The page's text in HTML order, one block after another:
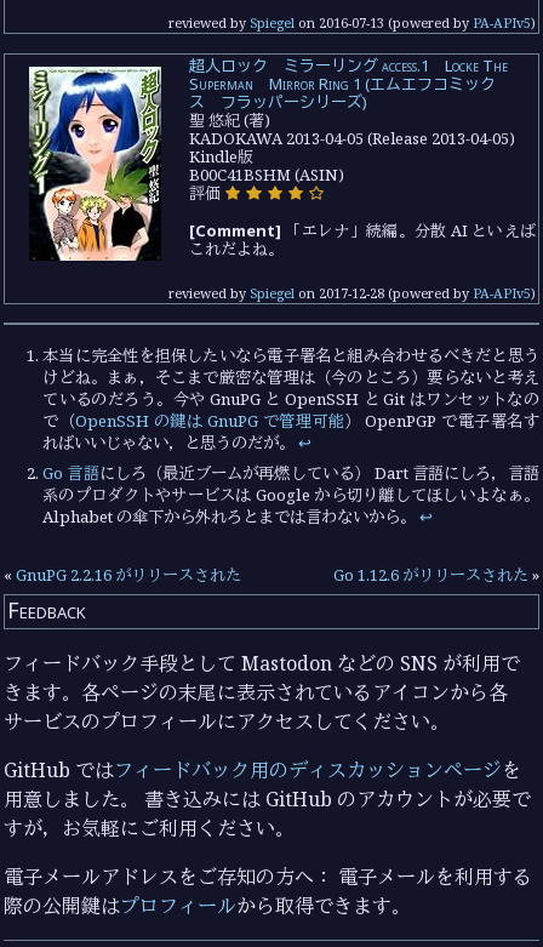
reviewed by Spiegelon 2016-07-13 (powered by PA-APIv5)
超人ロック ミラーリング access.1 Locke The
Superman Mirror Ring 1 (エムエフコミック
ス フラッパーシリーズ)
聖 悠紀 (著)
KADOKAWA 2013-04-05 (Release 2013-04-05)
Kindle版
B00C41BSHM (ASIN)
評価
[Comment] 「エレナ」続編。分散 AI といえば
これだよね。
reviewed by Spiegelon 2017-12-28(powered by PA-APIv5)
本当に完全性を担保したいなら電子署名と組み合わせるべきだと思う
けどね。まぁ，そこまで厳密な管理は（今のところ）要らないと考え
ているのだろう。今や GnuPG と OpenSSH と Git はワンセットなの
で（OpenSSH の鍵は GnuPG で管理可能） OpenPGP で電子署名す
ればいいじゃない，と思うのだが。↩︎
Go 言語にしろ（最近ブームが再燃している） Dart 言語にしろ，言語
系のプロダクトやサービスは Google から切り離してほしいよなぁ。
Alphabet の傘下から外れろとまでは言わないから。↩︎
«GnuPG 2.2.16 がリリースされた Go 1.12.6 がリリースされた »
Feedback
フィードバック手段として Mastodon などの SNS が利用で
きます。各ページの末尾に表示されているアイコンから各
サービスのプロフィールにアクセスしてください。
GitHub ではフィードバック用のディスカッションページを
用意しました。 書き込みには GitHub のアカウントが必要で
すが，お気軽にご利用ください。
電子メールアドレスをご存知の方へ： 電子メールを利用する
際の公開鍵はプロフィールから取得できます。